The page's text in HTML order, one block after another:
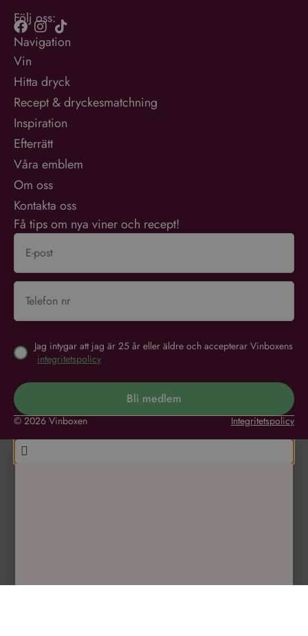
Följ oss:
Navigation
Vin
Hitta dryck
Recept & dryckesmatchning
Inspiration
Efterrätt
Våra emblem
Om oss
Kontakta oss
Få tips om nya viner och recept!
Jag intygar att jag är 25 år eller äldre och accepterar Vinboxens
integritetspolicy
Bli medlem
© 2026 Vinboxen Integritetspolicy